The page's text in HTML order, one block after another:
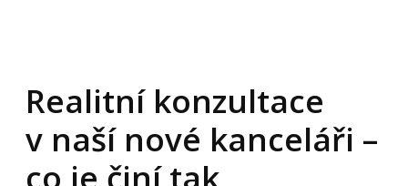
Realitní konzultace
v naší nové kanceláři –
co je činí tak